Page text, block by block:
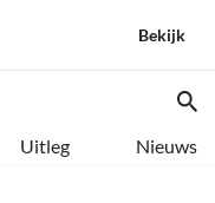
Bekijk
Uitleg Nieuws